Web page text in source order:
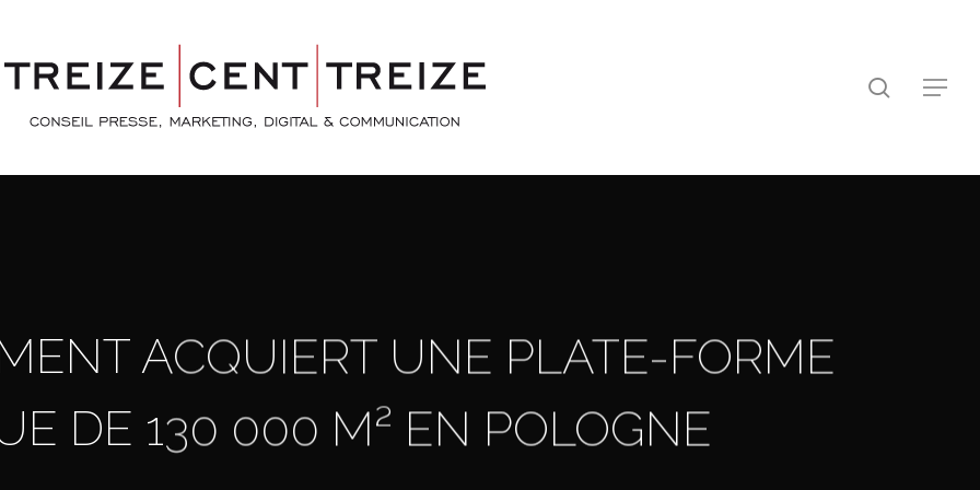
search
Menu
ACQUIERT UNE PLATE-FORME
DE 130 000 M² EN POLOGNE